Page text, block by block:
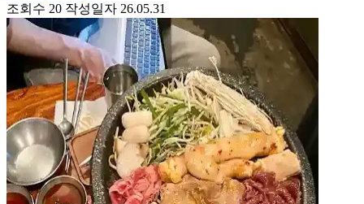
조회수 20 작성일자 26.05.31